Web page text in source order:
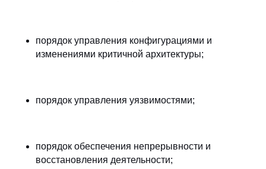
порядок управления конфигурациями и
изменениями критичной архитектуры;
порядок управления уязвимостями;
порядок обеспечения непрерывности и
восстановления деятельности;